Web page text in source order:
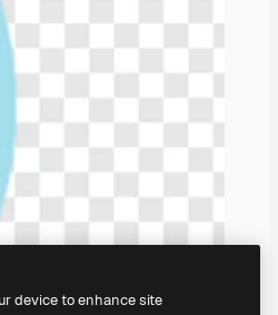
device to enhance site